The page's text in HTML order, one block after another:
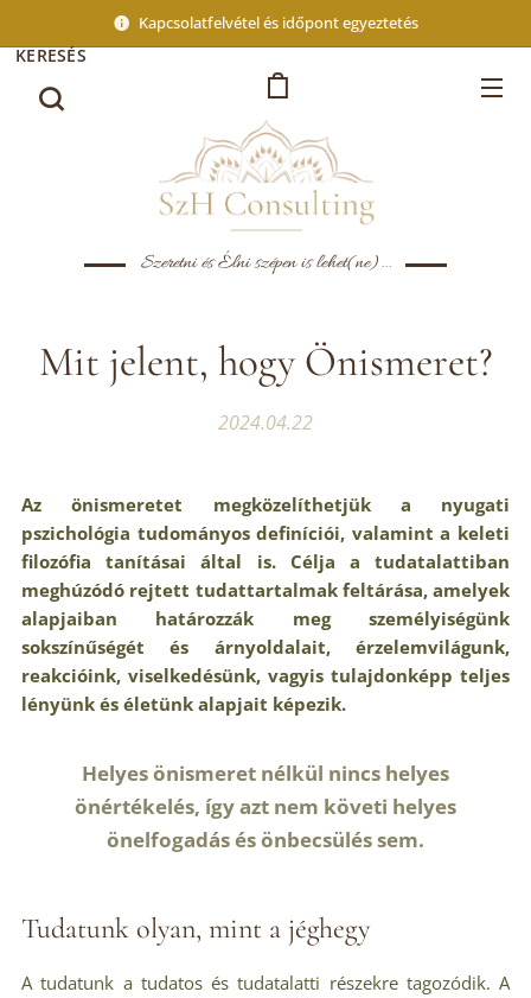
Kapcsolatfelvétel és időpont egyeztetés
Szeretni és Élni szépen is lehet(ne)...
KERESÉS
Mit jelent, hogy Önismeret?
2024.04.22
Az önismeretet megközelíthetjük a nyugati
pszichológia tudományos definíciói, valamint a keleti
filozófia tanításai által is. Célja a tudatalattiban
meghúzódó rejtett tudattartalmak feltárása, amelyek
alapjaiban határozzák meg személyiségünk
sokszínűségét és árnyoldalait, érzelemvilágunk,
reakcióink, viselkedésünk, vagyis tulajdonképp teljes
lényünk és életünk alapjait képezik.
Helyes önismeret nélkül nincs helyes
önértékelés, így azt nem követi helyes
önelfogadás és önbecsülés sem.
Tudatunk olyan, mint a jéghegy
A tudatunk a tudatos és tudatalatti részekre tagozódik. A